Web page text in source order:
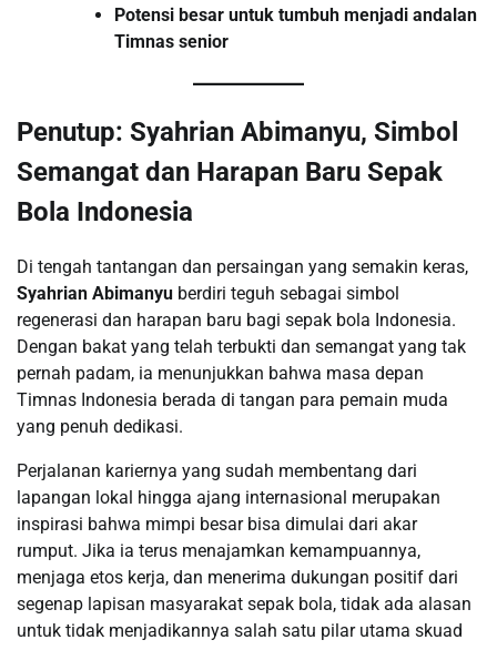
Potensi besar untuk tumbuh menjadi andalan
Timnas senior
Penutup: Syahrian Abimanyu, Simbol
Semangat dan Harapan Baru Sepak
Bola Indonesia
Di tengah tantangan dan persaingan yang semakin keras,
Syahrian Abimanyu berdiri teguh sebagai simbol
regenerasi dan harapan baru bagi sepak bola Indonesia.
Dengan bakat yang telah terbukti dan semangat yang tak
pernah padam, ia menunjukkan bahwa masa depan
Timnas Indonesia berada di tangan para pemain muda
yang penuh dedikasi.
Perjalanan kariernya yang sudah membentang dari
lapangan lokal hingga ajang internasional merupakan
inspirasi bahwa mimpi besar bisa dimulai dari akar
rumput. Jika ia terus menajamkan kemampuannya,
menjaga etos kerja, dan menerima dukungan positif dari
segenap lapisan masyarakat sepak bola, tidak ada alasan
untuk tidak menjadikannya salah satu pilar utama skuad